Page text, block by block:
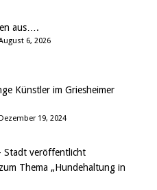
aus….
6, 2026
Künstler im Griesheimer
19, 2024
Stadt veröffentlicht
Thema „Hundehaltung in